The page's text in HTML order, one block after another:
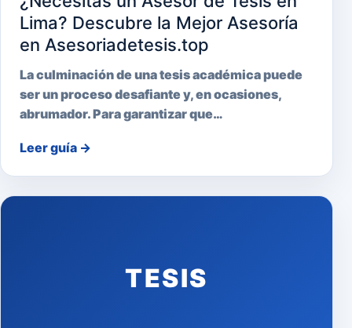
Lima? Descubre la Mejor Asesoría
en Asesoriadetesis.top
La culminación de una tesis académica puede
ser un proceso desafiante y, en ocasiones,
abrumador. Para garantizar que…
Leer guía →
TESIS